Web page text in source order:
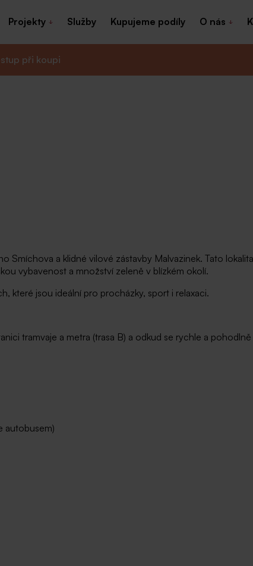
Projekty Služby Kupujeme podíly O nás
při koupi
Smíchova a klidné vilové zástavby Malvazinek. Tato
vybavenost a množství zeleně v blízkém okolí.
které jsou ideální pro procházky, sport i relaxaci.
tramvaje a metra (trasa B) a odkud se rychle a
autobusem)